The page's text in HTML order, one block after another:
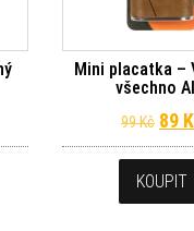
byla: 99 Kč.
cena je: 89 Kč.
Mini placatka –
všechno
99Kč 89
KOUPIT